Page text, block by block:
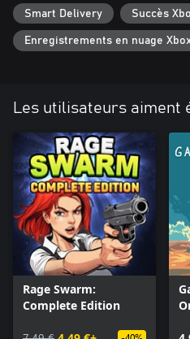
Smart Delivery Succès
Enregistrements en nuage
Les utilisateurs aiment
Rage Swarm:
Complete Edition